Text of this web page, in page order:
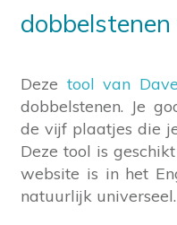
Deze tool van
dobbelstenen. Je
de vijf plaatjes die
Deze tool is
website is in het
natuurlijk universeel.